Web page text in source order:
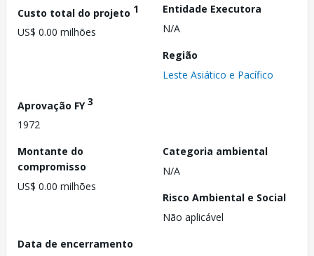
Custo total do projeto 1
US$ 0.00 milhões
Entidade Executora
N/A
Região
Leste Asiático e Pacífico
Aprovação FY3
1972
Montante do
compromisso
US$ 0.00 milhões
Categoria ambiental
N/A
Risco Ambiental e Social
Não aplicável
Data de encerramento